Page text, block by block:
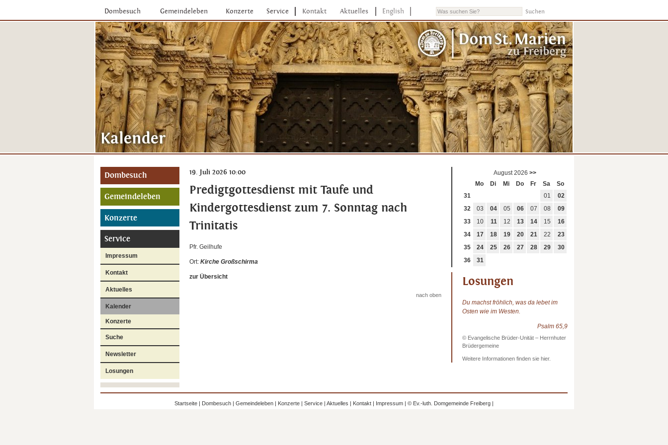
Dombesuch Gemeindeleben Konzerte Service Kontakt Aktuelles English
Dom
St. Marien
Dombesuch
Gemeindeleben
Konzerte
Service
Impressum
Kontakt
Aktuelles
Kalender
Konzerte
Suche
Newsletter
Losungen
19. Juli 2026 10:00
Predigtgottesdienst mit Taufe und
Kindergottesdienst zum 7. Sonntag nach
Trinitatis
Pfr. Geilhufe
Ort: Kirche Großschirma
zur Übersicht
nach oben
August 2026 >>
Mo
Di Mi Do Fr Sa
So
31
01
02
32
03 04 05 06 07 08
09
33
10 11 12 13 14 15
16
34
17 18 19 20 21 22
23
35
24 25 26 27 28 29
30
36
31
Losungen
Du machst fröhlich, was da lebet im
Osten wie im Westen.
Psalm 65,9
© Evangelische Brüder-Unität – Herrnhuter
Brüdergemeine
Weitere Informationen finden sie hier.
Startseite | Dombesuch | Gemeindeleben | Konzerte | Service | Aktuelles | Kontakt | Impressum | © Ev.-luth. Domgemeinde Freiberg |